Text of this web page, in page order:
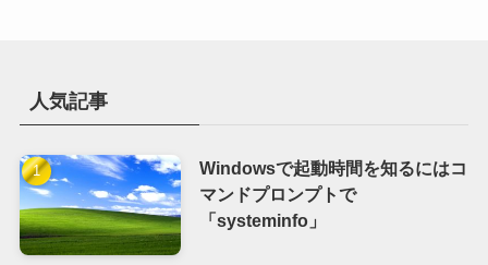
人気記事
Windowsで起動時間を知るにはコ
マンドプロンプトで
「systeminfo」